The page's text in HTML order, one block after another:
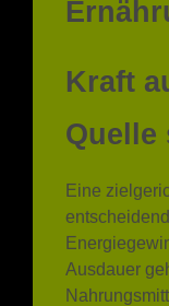
Kraft
Quelle
Eine
Ausdauer
nicht nur die
die